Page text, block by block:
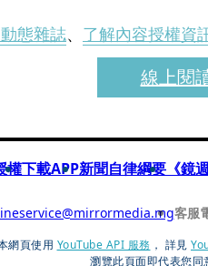
態雜誌、 了解內容授權資
線上閱
權下載APP新聞自律綱要 《鏡
客服
網頁使用 YouTube API 服務 ， 詳見
瀏覽此頁面即代表您